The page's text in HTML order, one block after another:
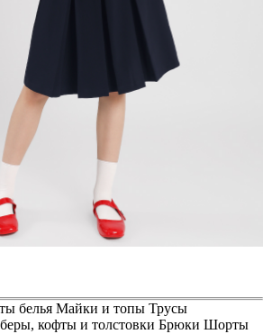
белья Майки и топы Трусы
кофты и толстовки Брюки Шорты